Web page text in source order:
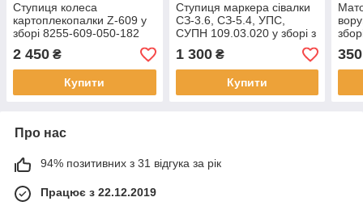
Ступиця колеса
картоплекопалки Z-609 у
зборі 8255-609-050-182
2 450 ₴
Купити
Ступиця маркера сівалки
СЗ-3.6, СЗ-5.4, УПС,
СУПН 109.03.020 у зборі з
кронштейном
1 300₴
Купити
350
Про нас
94% позитивних з 31 відгука за рік
Працює з 22.12.2019